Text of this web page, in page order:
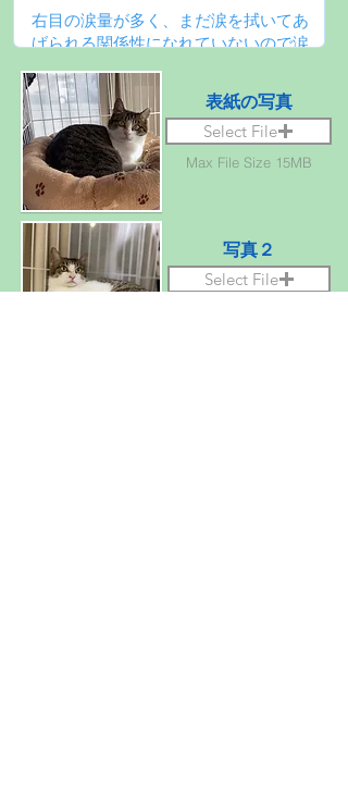
表紙の写真
Select File
Max File Size 15MB
写真２
Select File